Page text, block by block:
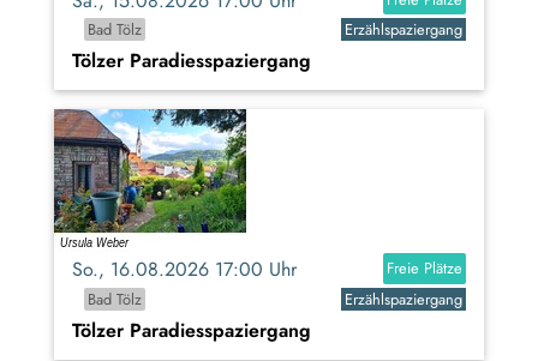
Bad Tölz
Erzählspaziergang
Tölzer Paradiesspaziergang
So., 16.08.2026 17:00 Uhr
Freie Plätze
Bad Tölz
Erzählspaziergang
Tölzer Paradiesspaziergang